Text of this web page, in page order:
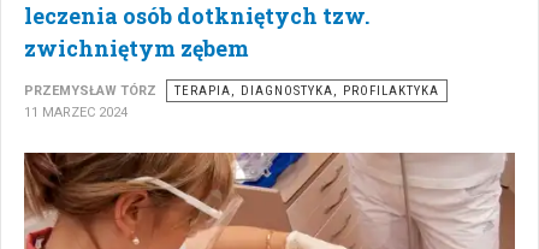
leczenia osób dotkniętych tzw.
zwichniętym zębem
PRZEMYSŁAW TÓRZ
TERAPIA, DIAGNOSTYKA, PROFILAKTYKA
11 MARZEC 2024